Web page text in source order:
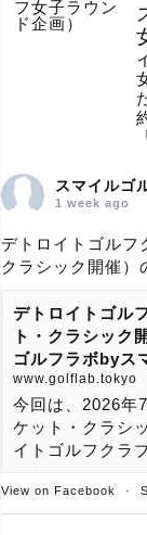
スマイルゴ
1 week ago
デトロイトゴルフ
クラシック開催）
デトロイトゴル
ト・クラシック
ゴルフラボbyス
www.golflab.tokyo
今回は、2026年
ケット・クラシ
イトゴルフクラ
View on Facebook ·